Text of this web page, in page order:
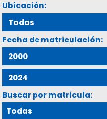
Ubicación:
Fecha de matriculación:
Buscar por matrícula: